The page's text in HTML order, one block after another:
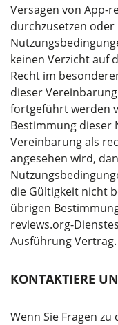
Versagen von App-
durchzusetzen
keinen Verzicht auf
Recht im
dieser
fortgeführt werden
Bestimmung dieser
Vereinbarung als
angesehen wird,
die Gültigkeit nicht
übrigen
reviews.org-
Ausführung Vertrag.
KONTAKTIERE
Wenn Sie Fragen